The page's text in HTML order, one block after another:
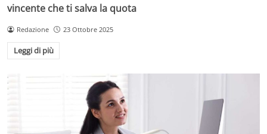
vincente che ti salva la quota
Redazione 23 Ottobre 2025
Leggi di più